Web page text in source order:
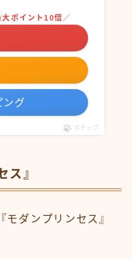
ポイント10倍／
ング
ポチップ
ス』
ダンプリンセス』